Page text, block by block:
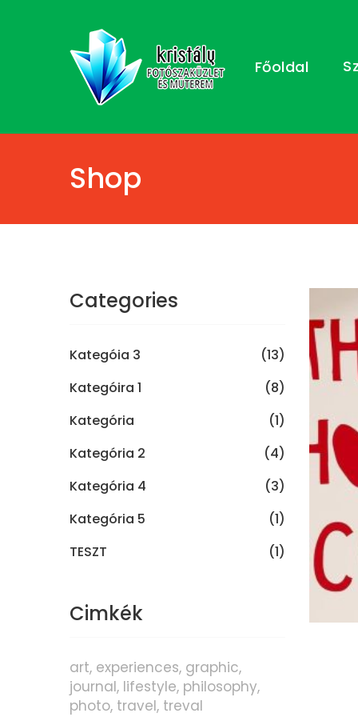
Főoldal
Shop
Categories
Kategóia 3
(13)
Kategóira 1
(8)
Kategória
(1)
Kategória 2
(4)
Kategória 4
(3)
Kategória 5
(1)
TESZT
(1)
Cimkék
art experiences graphic
journal lifestyle philosophy
photo travel treval